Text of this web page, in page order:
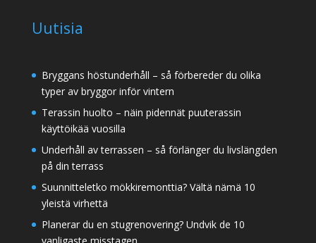
Uutisia
Bryggans höstunderhåll – så förbereder du olika
typer av bryggor inför vintern
Terassin huolto – näin pidennät puuterassin
käyttöikää vuosilla
Underhåll av terrassen – så förlänger du livslängden
på din terrass
Suunnitteletko mökkiremonttia? Vältä nämä 10
yleistä virhettä
Planerar du en stugrenovering? Undvik de 10